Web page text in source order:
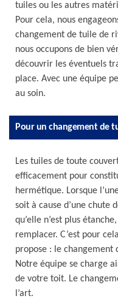
tuiles ou les autres
Pour cela, nous
changement de tuile de
nous occupons de bien
découvrir les éventuels
place. Avec une équipe
au soin.
Pour un changement de
Les tuiles de toute
efficacement pour
hermétique. Lorsque
soit à cause d’une chute
qu’elle n’est plus
remplacer. C’est pour
propose : le changement
Notre équipe se charge
de votre toit. Le
l’art.